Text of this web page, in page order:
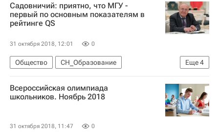
Садовничий: приятно, что МГУ -
первый по основным показателям в
рейтинге QS
31 октября 2018, 12:01 0
Еще4
Общество
СН_Образование
Виктор Садовничий
МГУ имени М. В. Ломоносова
Всероссийская олимпиада
школьников. Ноябрь 2018
31 октября 2018, 11:47 0